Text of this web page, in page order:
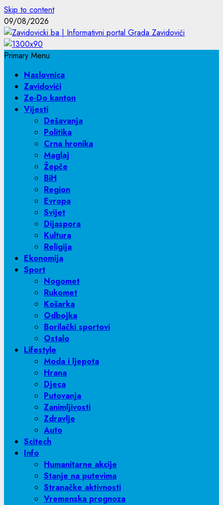
Skip to content
09/08/2026
Primary Menu
Naslovnica
Zavidovići
Ze-Do kanton
Vijesti
Dešavanja
Politika
Crna hronika
Maglaj
Žepče
BiH
Region
Evropa
Svijet
Dijaspora
Kultura
Religija
Ekonomija
Sport
Nogomet
Rukomet
Košarka
Odbojka
Borilački sportovi
Ostalo
Lifestyle
Moda i ljepota
Hrana
Djeca
Putovanja
Zanimljivosti
Zdravlje
Auto
Scitech
Info
Humanitarne akcije
Stanje na putevima
Stranačke aktivnosti
Vremenska prognoza